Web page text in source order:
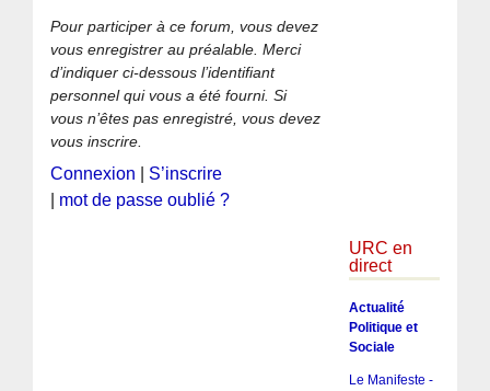
Pour participer à ce forum, vous devez
vous enregistrer au préalable. Merci
d’indiquer ci-dessous l’identifiant
personnel qui vous a été fourni. Si
vous n’êtes pas enregistré, vous devez
vous inscrire.
Connexion
S’inscrire
mot de passe oublié ?
URC en
direct
Actualité
Politique et
Sociale
Le Manifeste -